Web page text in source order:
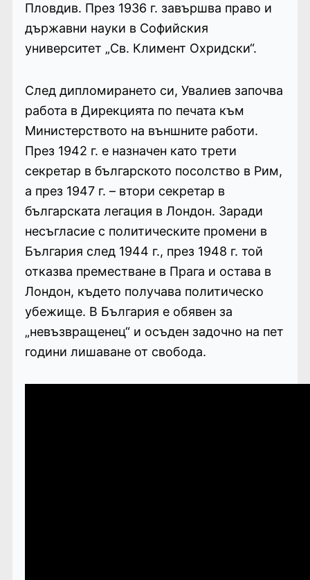
Пловдив. През 1936 г. завършва право и
държавни науки в Софийския
университет „Св. Климент Охридски“.
След дипломирането си, Увалиев започва
работа в Дирекцията по печата към
Министерството на външните работи.
През 1942 г. е назначен като трети
секретар в българското посолство в Рим,
а през 1947 г. – втори секретар в
българската легация в Лондон. Заради
несъгласие с политическите промени в
България след 1944 г., през 1948 г. той
отказва преместване в Прага и остава в
Лондон, където получава политическо
убежище. В България е обявен за
„невъзвращенец“ и осъден задочно на пет
години лишаване от свобода.